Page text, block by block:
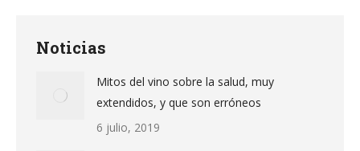
Noticias
Mitos del vino sobre la salud, muy
extendidos, y que son erróneos
6 julio, 2019